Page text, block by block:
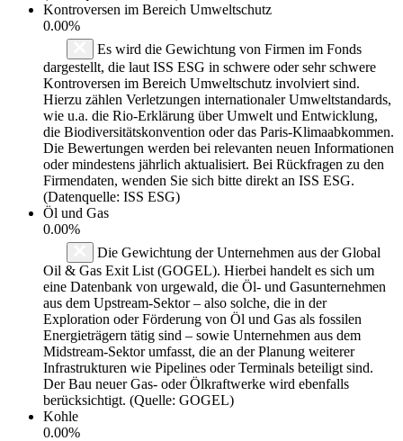
Kontroversen im Bereich Umweltschutz
0.00%
Es wird die Gewichtung von Firmen im Fonds
dargestellt, die laut ISS ESG in schwere oder sehr schwere
Kontroversen im Bereich Umweltschutz involviert sind.
Hierzu zählen Verletzungen internationaler Umweltstandards,
wie u.a. die Rio-Erklärung über Umwelt und Entwicklung,
die Biodiversitätskonvention oder das Paris-Klimaabkommen.
Die Bewertungen werden bei relevanten neuen Informationen
oder mindestens jährlich aktualisiert. Bei Rückfragen zu den
Firmendaten, wenden Sie sich bitte direkt an ISS ESG.
(Datenquelle: ISS ESG)
Öl und Gas
0.00%
Die Gewichtung der Unternehmen aus der Global
Oil & Gas Exit List (GOGEL). Hierbei handelt es sich um
eine Datenbank von urgewald, die Öl- und Gasunternehmen
aus dem Upstream-Sektor – also solche, die in der
Exploration oder Förderung von Öl und Gas als fossilen
Energieträgern tätig sind – sowie Unternehmen aus dem
Midstream-Sektor umfasst, die an der Planung weiterer
Infrastrukturen wie Pipelines oder Terminals beteiligt sind.
Der Bau neuer Gas- oder Ölkraftwerke wird ebenfalls
berücksichtigt. (Quelle: GOGEL)
Kohle
0.00%